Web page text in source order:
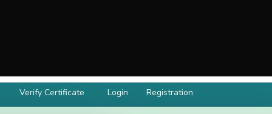
Verify Certificate Login Registration